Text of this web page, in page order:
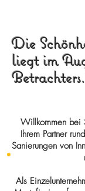
Die
liegt im
Betrachters.
Willkommen bei
Ihrem Partner
Sanierungen von
Als